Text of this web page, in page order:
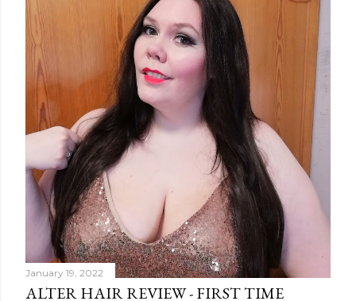
January 19, 2022
ALTER HAIR REVIEW - FIRST TIME